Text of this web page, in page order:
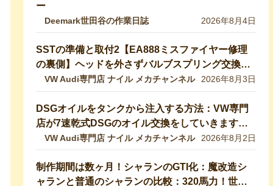
ー
Deemark世田谷の作業日誌 2026年8月4日
SSTの準備と取付2【EA888ミスファイヤー修理
の裏側】ヘッドを外さずバルブスプリング交換！
特殊工具で行う実作業を完全公開 【VW修理】
VW Audi専門店 ナイル メカチャンネル 2026年8月3日
DSGオイルをタンクから注入する方法：VW専門
店が7速乾式DSGのオイル交換をしていきます！
DQ200【VW修理】
VW Audi専門店 ナイル メカチャンネル 2026年8月2日
制作期間は数ヶ月！シャランのGTI化：魔改造シ
ャランと普通のシャランの比較：320馬力！世界